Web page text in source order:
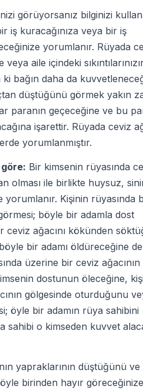
görüyorsanız bilginizi
iş kuracağınıza veya bir iş
yorumlanır. Rüyada
aile içindeki
ki bağın daha da
düştüğünü görmek yakın
paranın geçeceğine ve bu
işarettir. Rüyada ceviz
yorumlanmıştır.
Bir kimsenin rüyasında
olması ile birlikte huysuz,
Kişinin rüyasında
görmesi; böyle bir adamla dost
ceviz ağacını kökünden
bir adamı öldüreceğine
üzerine bir ceviz ağacının
dostunun öleceğine,
gölgesinde oturduğunu
öyle bir adamın rüya sahibini
sahibi o kimseden kuvvet
yapraklarının düştüğünü ve
öyle birinden hayır